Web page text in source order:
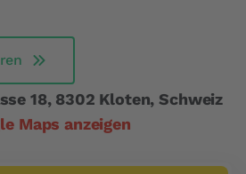
18, 8302 Kloten, Schweiz
Maps anzeigen